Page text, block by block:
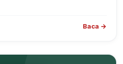
Baca →